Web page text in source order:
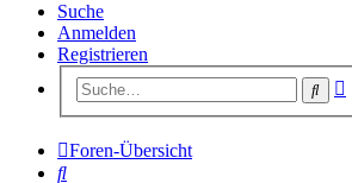
Suche
Anmelden
Registrieren
Foren-Übersicht
Suche